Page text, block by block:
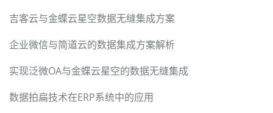
吉客云与金蝶云星空数据无缝集成方案
企业微信与简道云的数据集成方案解析
实现泛微OA与金蝶云星空的数据无缝集成
数据拍扁技术在ERP系统中的应用